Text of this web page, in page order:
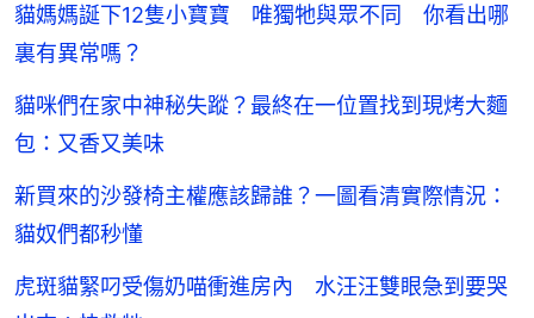
貓媽媽誕下12隻小寶寶 唯獨牠與眾不同 你看出哪
裏有異常嗎？
貓咪們在家中神秘失蹤？最終在一位置找到現烤大麵
包：又香又美味
新買來的沙發椅主權應該歸誰？一圖看清實際情況：
貓奴們都秒懂
虎斑貓緊叼受傷奶喵衝進房內 水汪汪雙眼急到要哭